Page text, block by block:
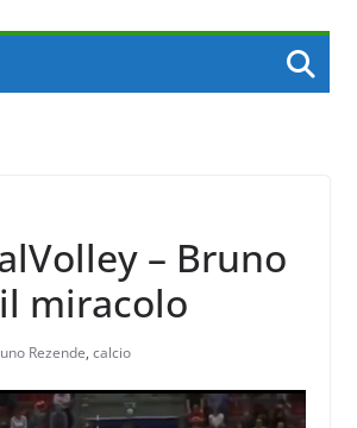
– Bruno
miracolo
Rezende, calcio